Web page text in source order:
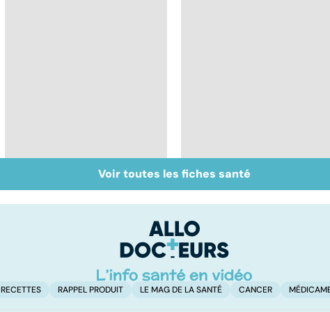
Quand la maladie
entraîne la chute des
Le lymphome, un
cancer peu connu
Voir toutes les fiches santé
RECETTES RAPPEL PRODUIT LE MAG DE LA SANTÉ CANCER